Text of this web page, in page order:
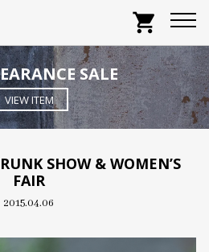
shopping_cart
SALE
VIEW ITEM
SHOW & WOMEN’S
FAIR
2015.04.06